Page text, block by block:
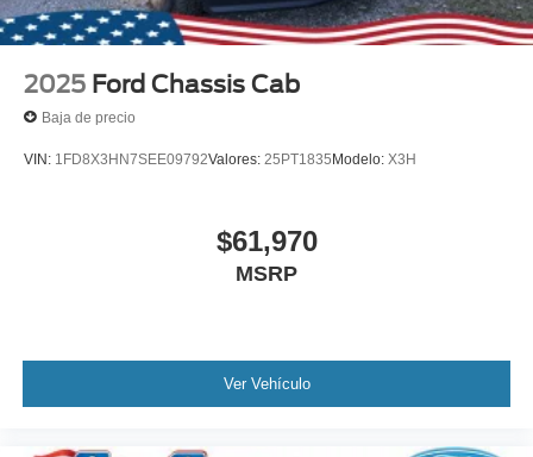
2025 Ford Chassis Cab
Baja de precio
VIN: 1FD8X3HN7SEE09792Valores: 25PT1835Modelo: X3H
$61,970
MSRP
Ver Vehículo